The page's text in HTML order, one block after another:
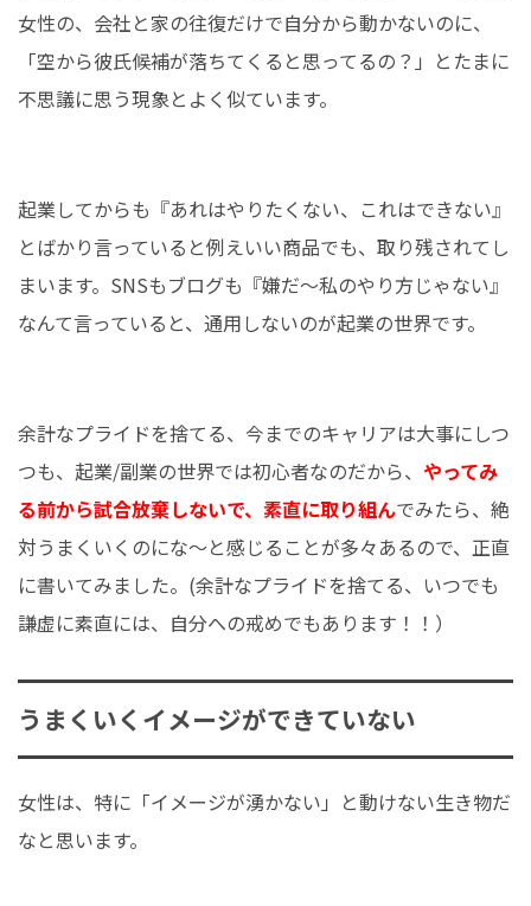
女性の、会社と家の往復だけで自分から動かないのに、
「空から彼氏候補が落ちてくると思ってるの？」とたまに
不思議に思う現象とよく似ています。
起業してからも『あれはやりたくない、これはできない』
とばかり言っていると例えいい商品でも、取り残されてし
まいます。SNSもブログも『嫌だ～私のやり方じゃない』
なんて言っていると、通用しないのが起業の世界です。
余計なプライドを捨てる、今までのキャリアは大事にしつ
つも、起業/副業の世界では初心者なのだから、 やってみ
る前から試合放棄しないで、素直に取り組んでみたら、絶
対うまくいくのにな～と感じることが多々あるので、正直
に書いてみました。(余計なプライドを捨てる、いつでも
謙虚に素直には、自分への戒めでもあります！！）
うまくいくイメージができていない
女性は、特に「イメージが湧かない」と動けない生き物だ
なと思います。